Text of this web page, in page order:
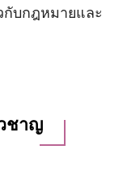
กับกฎหมายและ
ชาญ